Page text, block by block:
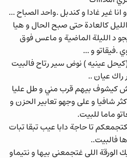
غير غادا و كندبل .واحد الصباح ...
كالعادة حتى صبح الحال و هيا
د الليلة الماضية و ماعس فوق
.فيقاتو و ...
عينيه ) نوض سير رتاح فالبيت
راك عيان ..
كيشوف بيهم قرب مني و طل عليا
شافيا و على وجهو تعابير الحزن و
ماما للبيت.
تا حاجة دابا عيب تبقا تبات
فالبيت..
الورقة اللي غتجمعني بيها و نتيماو